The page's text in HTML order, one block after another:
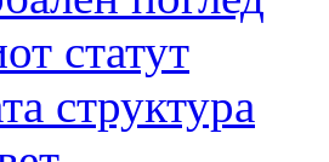
статут
структура